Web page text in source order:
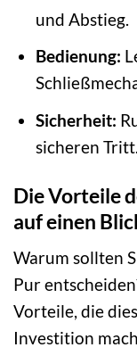
und Abstieg.
Bedienung:
Sicherheit:
sicheren Tritt.
Die Vorteile
auf einen
Warum sollten
Pur
Vorteile, die
Investition